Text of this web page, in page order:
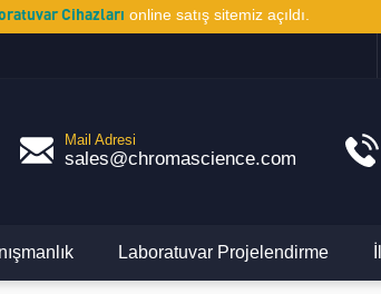
Cihazları online satış sitemiz açıldı.
Mail Adresi
sales@chromascience.com
Laboratuvar Projelendirme